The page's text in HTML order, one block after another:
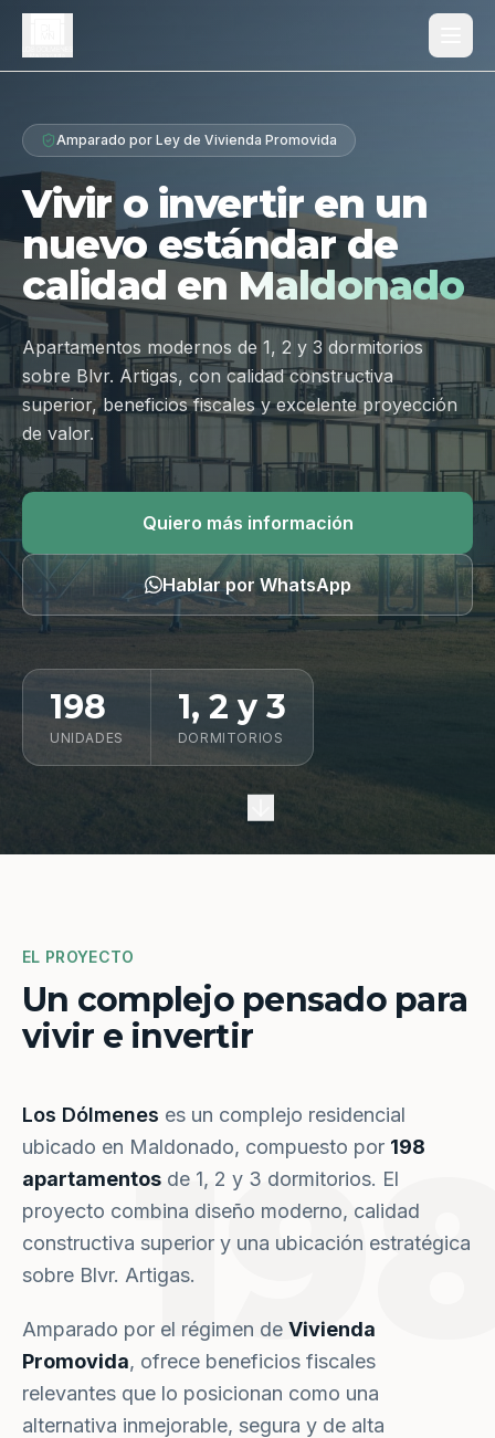
Proyecto
Diferenciales
Tipologías
Galería
Ubicación
Contacto
Hablar por WhatsApp
Amparado por Ley de Vivienda Promovida
Vivir o invertir en un
nuevo estándar de
calidad en Maldonado
Apartamentos modernos de 1, 2 y 3 dormitorios
sobre Blvr. Artigas, con calidad constructiva
superior, beneficios fiscales y excelente proyección
de valor.
Quiero más información
Hablar por WhatsApp
198
UNIDADES
1, 2 y 3
DORMITORIOS
EL PROYECTO
Un complejo pensado para
vivir e invertir
Los Dólmenes es un complejo residencial
ubicado en Maldonado, compuesto por 198
apartamentos de 1, 2 y 3 dormitorios. El
proyecto combina diseño moderno, calidad
constructiva superior y una ubicación estratégica
sobre Blvr. Artigas.
Amparado por el régimen de Vivienda
Promovida, ofrece beneficios fiscales
relevantes que lo posicionan como una
alternativa inmejorable, segura y de alta